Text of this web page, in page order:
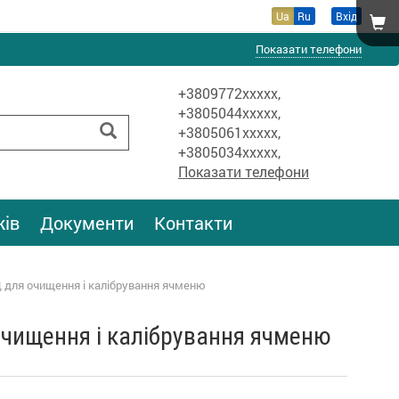
Ua Ru Вхід
Показати телефони
+3809772xxxxx,
+3805044xxxxx,
+3805061xxxxx,
+3805034xxxxx,
Показати телефони
Документи Контакти
очищення і калібрування ячменю
і калібрування ячменю